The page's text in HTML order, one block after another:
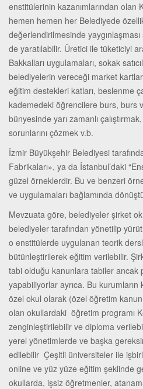
enstitülerinin kazanımlarından olan
hemen hemen her Belediyede
değerlendirilmesinde
de yaratılabilir. Üretici ile tüketiciyi
Bakkalları uygulamaları, sokak
belediyelerin vereceği market
eğitim destekleri katları, beslenme
kademedeki öğrencilere burs, burs
bünyesinde yarı zamanlı
sorunlarını çözmek v.b.
İzmir Büyükşehir Belediyesi
Fabrikaları», ya da İstanbul’daki
güzel örneklerdir. Bu ve benzeri
ve uygulamaları bağlamında
Mevzuata göre, belediyeler şirket
belediyeler tarafından yönetilip
o enstitülerde uygulanan teorik
bütünleştirilerek eğitim verilebilir.
tabi olduğu kanunlara tabiler ancak
yapabiliyorlar ayrıca. Bu
özel okul olarak (özel öğretim
olan okullardaki öğretim programı
zenginleştirilebilir ve diploma
yerel yönetimlerde ve başka
edilebilir Çeşitli üniversiteler ile
online ve yüz yüze eğitim şeklinde
okullarda, işsiz öğretmenler,